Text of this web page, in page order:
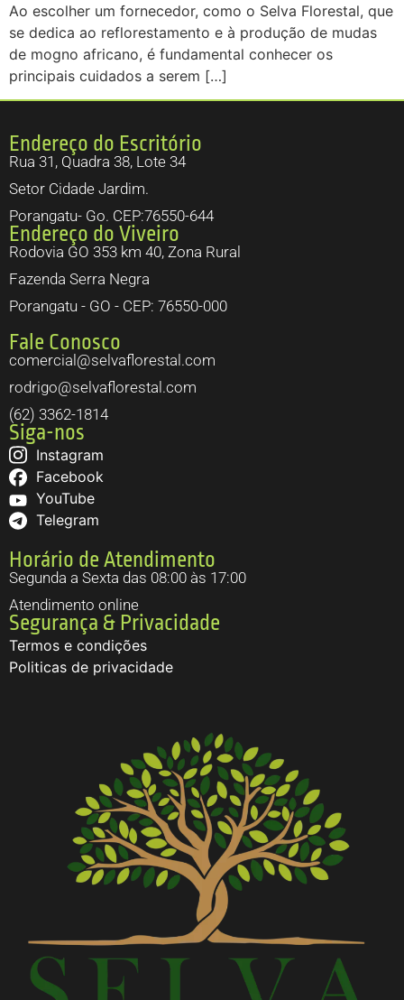
Ao escolher um fornecedor, como o Selva Florestal, que
se dedica ao reflorestamento e à produção de mudas
de mogno africano, é fundamental conhecer os
principais cuidados a serem […]
Endereço do Escritório
Rua 31, Quadra 38, Lote 34
Setor Cidade Jardim.
Porangatu- Go. CEP:76550-644
Endereço do Viveiro
Rodovia GO 353 km 40, Zona Rural
Fazenda Serra Negra
Porangatu - GO - CEP: 76550-000
Fale Conosco
comercial@selvaflorestal.com
rodrigo@selvaflorestal.com
(62) 3362-1814
Siga-nos
Instagram
Facebook
YouTube
Telegram
Horário de Atendimento
Segunda a Sexta das 08:00 às 17:00
Atendimento online
Segurança & Privacidade
Termos e condições
Politicas de privacidade